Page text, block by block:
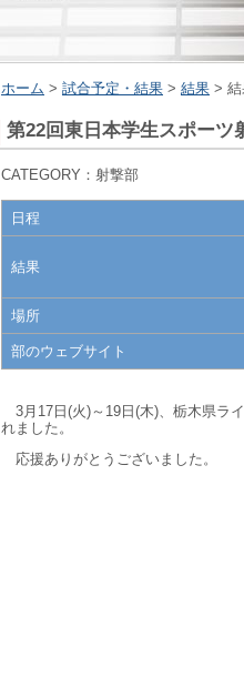
ホーム > 試合予定・結果 > 結果 > 結
第22回東日本学生スポーツ
CATEGORY：射撃
日程
結果
場所
部のウェブサイト
3月17日(火)～19日(木)、栃木県ラ
れました。
応援ありがとうございました。